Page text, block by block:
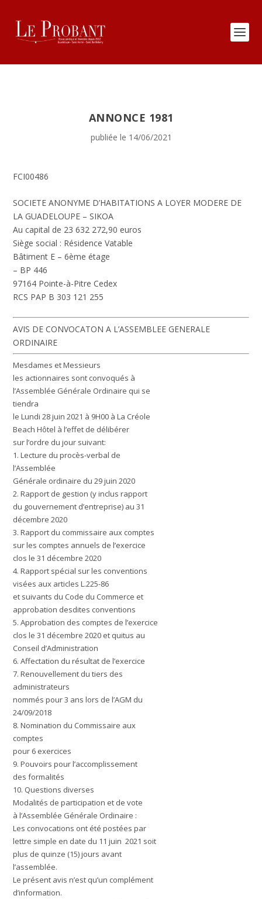
ANNONCE 1981
publiée le 14/06/2021
FCI00486
SOCIETE ANONYME D’HABITATIONS A LOYER MODERE DE
LA GUADELOUPE – SIKOA
Au capital de 23 632 272,90 euros
Siège social : Résidence Vatable
Bâtiment E – 6ème étage
– BP 446
97164 Pointe-à-Pitre Cedex
RCS PAP B 303 121 255
AVIS DE CONVOCATON A L’ASSEMBLEE GENERALE
ORDINAIRE
Mesdames et Messieurs
les actionnaires sont convoqués à
l’Assemblée Générale Ordinaire qui se
tiendra
le Lundi 28 juin 2021 à 9H00 à La Créole
Beach Hôtel à l’effet de délibérer
sur l’ordre du jour suivant:
1. Lecture du procès-verbal de
l’Assemblée
Générale ordinaire du 29 juin 2020
2. Rapport de gestion (y inclus rapport
du gouvernement d’entreprise) au 31
décembre 2020
3. Rapport du commissaire aux comptes
sur les comptes annuels de l’exercice
clos le 31 décembre 2020
4.Rapport spécial sur les conventions
visées aux articles L.225-86
et suivants du Code du Commerce et
approbation desdites conventions
5. Approbation des comptes de l’exercice
clos le 31 décembre 2020 et quitus au
Conseil d’Administration
6.Affectation du résultat de l’exercice
7.Renouvellement du tiers des
administrateurs
nommés pour 3 ans lors de l’AGM du
24/09/2018
8.Nomination du Commissaire aux
comptes
pour 6 exercices
9.Pouvoirs pour l’accomplissement
des formalités
10. Questions diverses
Modalités de participation et de vote
à l’Assemblée Générale Ordinaire :
Les convocations ont été postées par
lettre simple en date du 11 juin 2021 soit
plus de quinze (15) jours avant
l’assemblée.
Le présent avis n’est qu’un complément
d’information.